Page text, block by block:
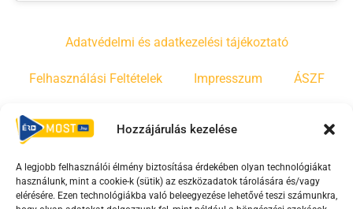
Hozzájárulás kezelése
A legjobb felhasználói élmény biztosítása érdekében olyan technológiákat
használunk, mint a cookie-k (sütik) az eszközadatok tárolására és/vagy
elérésére. Ezen technológiákba való beleegyezése lehetővé teszi számunkra,
Adatvédelmi és adatkezelési tájékoztató
Felhasználási Feltételek Impresszum ÁSZF
F
a
Y
o
T
i